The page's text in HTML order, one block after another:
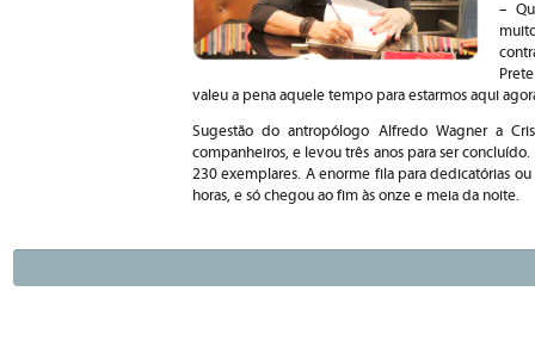
–
valeu a pena aquele tempo para estarmos aqui
Sugestão do antropólogo Alfredo Wagner a
companheiros, e levou três anos para ser
230 exemplares. A enorme fila para dedicatórias
horas, e só chegou ao fim às onze e meia da noite.